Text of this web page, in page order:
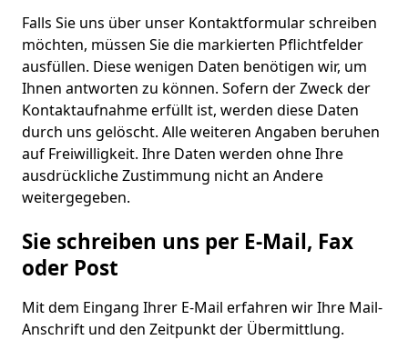
Falls Sie uns über unser Kontaktformular schreiben
möchten, müssen Sie die markierten Pflichtfelder
ausfüllen. Diese wenigen Daten benötigen wir, um
Ihnen antworten zu können. Sofern der Zweck der
Kontaktaufnahme erfüllt ist, werden diese Daten
durch uns gelöscht. Alle weiteren Angaben beruhen
auf Freiwilligkeit. Ihre Daten werden ohne Ihre
ausdrückliche Zustimmung nicht an Andere
weitergegeben.
Sie schreiben uns per E-Mail, Fax
oder Post
Mit dem Eingang Ihrer E-Mail erfahren wir Ihre Mail-
Anschrift und den Zeitpunkt der Übermittlung.